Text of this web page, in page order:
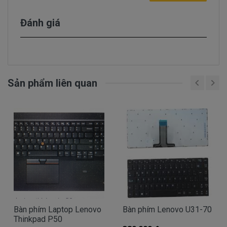
- Bàn phím laptop Lenovo ThinkPad X260 có thương
Dấu hiệu nhận biết bàn phím
Bàn phím Lenovo ThinkPad X260 bị kẹt phím,
cảm giác gõ key thô và cứng: có thể là do bụi
bẩn kẹt trong bên trong nhiều khiến phím cấn và
khó nhấn. Việc gỡ phím bấm bị kẹt, vệ sinh lại
keyboard bị kẹt và gắn lại theo đúng xương phím
là có thể khắc phục được lỗi nhưng quy trình này
cần sự cẩn thận chính xác.
Phím bấm bị vỡ phím: Do lực gõ chữ quá mạnh
Đánh giá
Sản phẩm liên quan
Bàn phím Laptop Lenovo
Thinkpad P50
Bàn phím Lenovo U31-70